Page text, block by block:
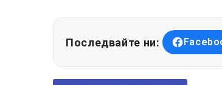
Последвайте ни: